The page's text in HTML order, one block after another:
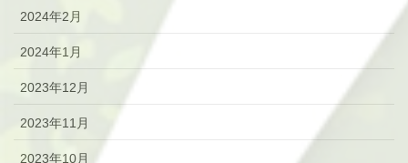
2024年2月
2024年1月
2023年12月
2023年11月
2023年10月